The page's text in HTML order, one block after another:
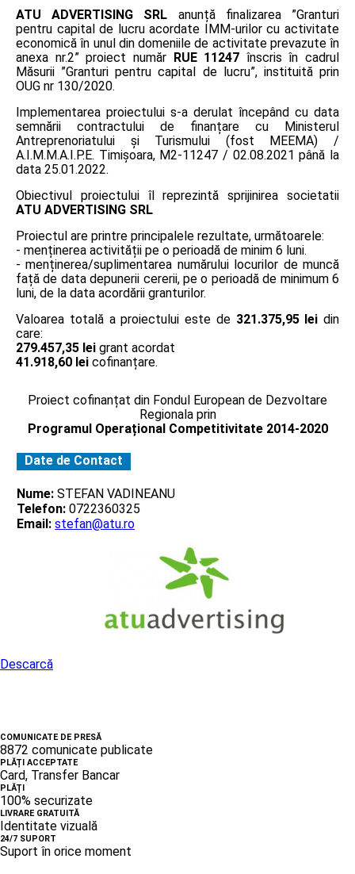
ATU ADVERTISING SRL anunță finalizarea ”Granturi
pentru capital de lucru acordate IMM-urilor cu activitate
economică în unul din domeniile de activitate prevazute în
anexa nr.2” proiect număr RUE 11247 înscris în cadrul
Măsurii ”Granturi pentru capital de lucru”, instituită prin
OUG nr 130/2020.
Implementarea proiectului s-a derulat începând cu data
semnării contractului de finanțare cu Ministerul
Antreprenoriatului și Turismului (fost MEEMA) /
A.I.M.M.A.I.P.E. Timişoara, M2-11247 / 02.08.2021 până la
data 25.01.2022.
Obiectivul proiectului îl reprezintă sprijinirea societatii
ATU ADVERTISING SRL
Proiectul are printre principalele rezultate, următoarele:
- menținerea activității pe o perioadă de minim 6 luni.
- menținerea/suplimentarea numărului locurilor de muncă
față de data depunerii cererii, pe o perioadă de minimum 6
luni, de la data acordării granturilor.
Valoarea totală a proiectului este de 321.375,95 lei din
care:
279.457,35 lei grant acordat
41.918,60 lei cofinanțare.
Proiect cofinanțat din Fondul European de Dezvoltare
Regionala prin
Programul Operațional Competitivitate 2014-2020
Date de Contact
Nume: STEFAN VADINEANU
Telefon: 0722360325
Email: stefan@atu.ro
Descarcă
COMUNICATE DE PRESĂ
8872 comunicate publicate
PLĂȚI ACCEPTATE
Card, Transfer Bancar
PLĂȚI
100% securizate
LIVRARE GRATUITĂ
Identitate vizuală
24/7 SUPORT
Suport în orice moment